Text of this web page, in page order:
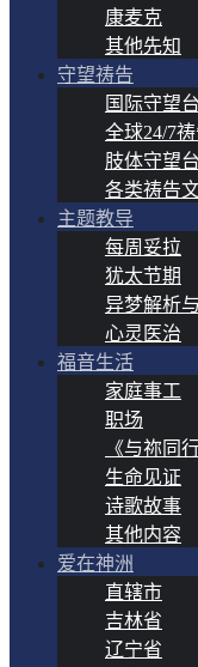
康麦克
其他先知
守望祷告
国际守望台
全球24/7
肢体守望台
各类祷告
主题教导
每周妥拉
犹太节期
异梦解析
心灵医治
福音生活
家庭事工
职场
《与祢同
生命见证
诗歌故事
其他内容
爱在神洲
直辖市
吉林省
辽宁省